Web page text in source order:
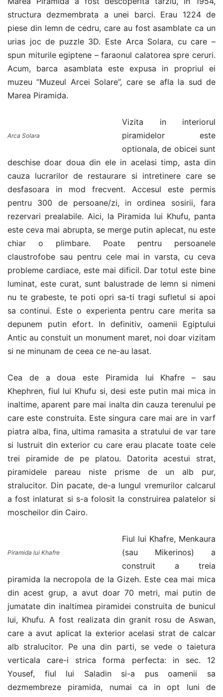
structura dezmembrata a unei barci. Erau 1224 de
piese din lemn de cedru, care au fost asamblate ca un
urias joc de puzzle 3D. Este Arca Solara, cu care –
spun miturile egiptene – faraonul calatorea spre ceruri.
Acum, barca asamblata este expusa in propriul ei
muzeu “Muzeul Arcei Solare”, care se afla la sud de
Marea Piramida.
Arca Solara
Vizita in interiorul
piramidelor este
optionala, de obicei sunt
deschise doar doua din ele in acelasi timp, asta din
cauza lucrarilor de restaurare si intretinere care se
desfasoara in mod frecvent. Accesul este permis
pentru 300 de persoane/zi, in ordinea sosirii, fara
rezervari prealabile. Aici, la Piramida lui Khufu, panta
este ceva mai abrupta, se merge putin aplecat, nu este
chiar o plimbare. Poate pentru persoanele
claustrofobe sau pentru cele mai in varsta, cu ceva
probleme cardiace, este mai dificil. Dar totul este bine
luminat, este curat, sunt balustrade de lemn si nimeni
nu te grabeste, te poti opri sa-ti tragi sufletul si apoi
sa continui. Este o experienta pentru care merita sa
depunem putin efort. In definitiv, oamenii Egiptului
Antic au constuit un monument maret, noi doar vizitam
si ne minunam de ceea ce ne-au lasat.
Cea de a doua este Piramida lui Khafre – sau
Khephren, fiul lui Khufu si, desi este putin mai mica in
inaltime, aparent pare mai inalta din cauza terenului pe
care este construita. Este singura care mai are in varf
piatra alba, fina, ultima ramasita a stratului de var tare
si lustruit din exterior cu care erau placate toate cele
trei piramide de pe platou. Datorita acestui strat,
piramidele pareau niste prisme de un alb pur,
stralucitor. Din pacate, de-a lungul vremurilor calcarul
a fost inlaturat si s-a folosit la construirea palatelor si
moscheilor din Cairo.
Piramida lui Khafre
Fiul lui Khafre, Menkaura
(sau Mikerinos) a
construit a treia
piramida la necropola de la Gizeh. Este cea mai mica
din acest grup, a avut doar 70 metri, mai putin de
jumatate din inaltimea piramidei construita de bunicul
lui, Khufu. A fost realizata din granit rosu de Aswan,
care a avut aplicat la exterior acelasi strat de calcar
alb stralucitor. Pe una din parti, se vede o taietura
verticala care-i strica forma perfecta: in sec. 12
Yousef, fiul lui Saladin si-a pus oamenii sa
dezmembreze piramida, numai ca in opt luni de